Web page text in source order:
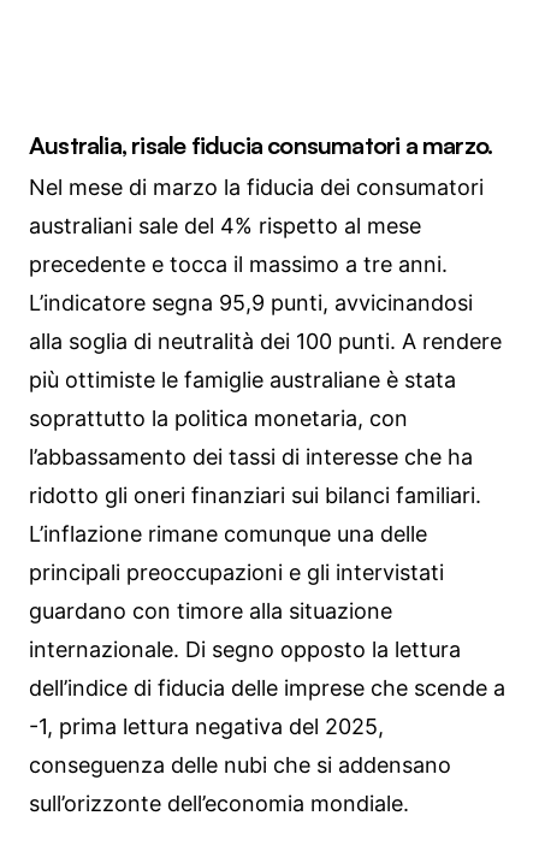
Australia, risale fiducia consumatori a marzo.
Nel mese di marzo la fiducia dei consumatori
australiani sale del 4% rispetto al mese
precedente e tocca il massimo a tre anni.
L’indicatore segna 95,9 punti, avvicinandosi
alla soglia di neutralità dei 100 punti. A rendere
più ottimiste le famiglie australiane è stata
soprattutto la politica monetaria, con
l’abbassamento dei tassi di interesse che ha
ridotto gli oneri finanziari sui bilanci familiari.
L’inflazione rimane comunque una delle
principali preoccupazioni e gli intervistati
guardano con timore alla situazione
internazionale. Di segno opposto la lettura
dell’indice di fiducia delle imprese che scende a
-1, prima lettura negativa del 2025,
conseguenza delle nubi che si addensano
sull’orizzonte dell’economia mondiale.